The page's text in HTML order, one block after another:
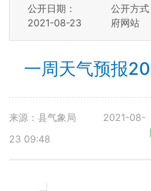
公开日期：
2021-08-23
公开方
府网站
一周天气预报
来源：县气象局
2021-08-
23 09:48